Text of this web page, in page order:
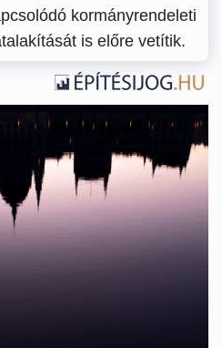
kormányrendeleti
is előre vetítik.